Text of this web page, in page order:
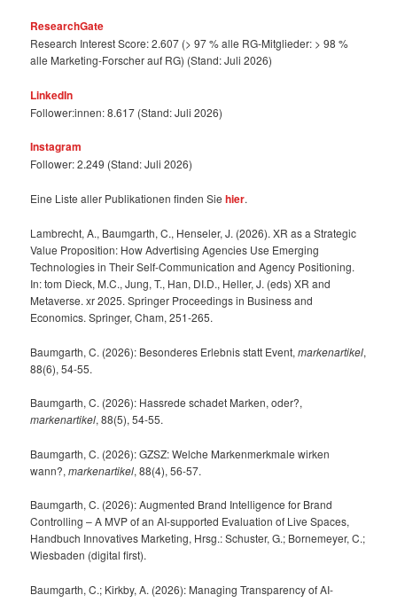
ResearchGate
Research Interest Score: 2.607 (> 97 % alle RG-Mitglieder: > 98 %
alle Marketing-Forscher auf RG) (Stand: Juli 2026)
LinkedIn
Follower:innen: 8.617 (Stand: Juli 2026)
Instagram
Follower: 2.249 (Stand: Juli 2026)
Eine Liste aller Publikationen finden Siehier.
Lambrecht, A., Baumgarth, C., Henseler, J. (2026). XR as a Strategic
Value Proposition: How Advertising Agencies Use Emerging
Technologies in Their Self-Communication and Agency Positioning.
In: tom Dieck, M.C., Jung, T., Han, DI.D., Heller, J. (eds) XR and
Metaverse. xr 2025. Springer Proceedings in Business and
Economics. Springer, Cham, 251-265.
Baumgarth, C. (2026): Besonderes Erlebnis statt Event,markenartikel,
88(6), 54-55.
Baumgarth, C. (2026): Hassrede schadet Marken, oder?,
markenartikel, 88(5), 54-55.
Baumgarth, C. (2026): GZSZ: Welche Markenmerkmale wirken
wann?,markenartikel, 88(4), 56-57.
Baumgarth, C. (2026): Augmented Brand Intelligence for Brand
Controlling – A MVP of an AI-supported Evaluation of Live Spaces,
Handbuch Innovatives Marketing, Hrsg.: Schuster, G.; Bornemeyer, C.;
Wiesbaden (digital first).
Baumgarth, C.; Kirkby, A. (2026): Managing Transparency of AI-